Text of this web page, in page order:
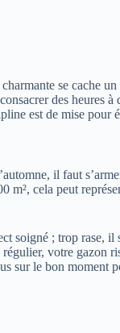
se cache
des heures
est de mise pour
il faut
cela peut
soigné ; trop rase,
votre gazon
sur le bon moment